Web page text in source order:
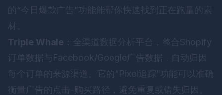
的“今日爆款广告”功能能帮你快速找到正在跑量的素
材。
Triple Whale ：全渠道数据分析平台，整合Shopify
订单数据与Facebook/Google广告数据，自动归因
每个订单的来源渠道。它的“Pixel追踪”功能可以准确
衡量广告的点击-购买路径，避免重复或错失归因。